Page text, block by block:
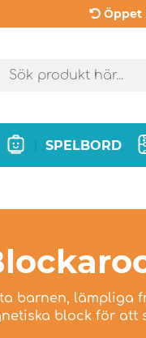
Öppet
SPELBORD
barnen, lämpliga
block för att